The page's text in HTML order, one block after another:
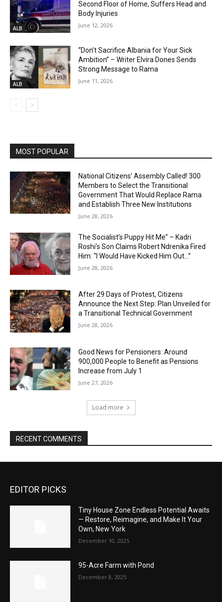
ALB
Second Floor of Home, Suffers Head and
Body Injuries
June 12, 2026
ALB
“Don’t Sacrifice Albania for Your Sick
Ambition” – Writer Elvira Dones Sends
Strong Message to Rama
June 11, 2026
MOST POPULAR
National Citizens’ Assembly Called! 300
Members to Select the Transitional
Government That Would Replace Rama
and Establish Three New Institutions
June 28, 2026
The Socialist’s Puppy Hit Me” – Kadri
Roshi’s Son Claims Robert Ndrenika Fired
Him: “I Would Have Kicked Him Out…”
June 28, 2026
After 29 Days of Protest, Citizens
Announce the Next Step: Plan Unveiled for
a Transitional Technical Government
June 28, 2026
Good News for Pensioners: Around
900,000 People to Benefit as Pensions
Increase from July 1
June 27, 2026
Load more
RECENT COMMENTS
EDITOR PICKS
Tiny House Zone Endless Potential Awaits
— Restore, Reimagine, and Make It Your
Own, New York
December 10, 2025
95-Acre Farm with Pond
December 8, 2025